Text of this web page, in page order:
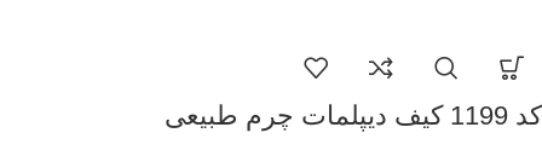
کد 1199 کیف دیپلمات چرم طبیعی